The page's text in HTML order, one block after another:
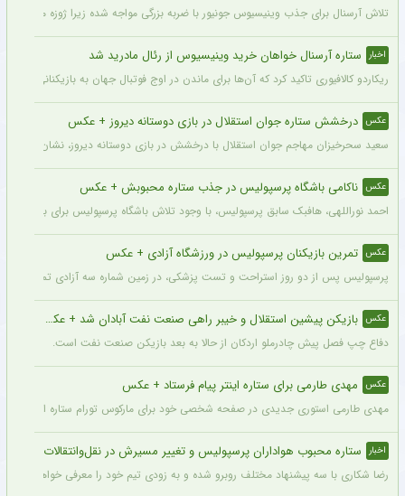
تلاش آرسنال برای جذب وینیسیوس جونیور با ضربه بزرگی مواجه شده زیرا ژوزه مورینیو او را یک
اخبار ستاره آرسنال خواهان خرید وینیسیوس از رئال مادرید شد
ریکاردو کالافیوری تاکید کرد که آن‌ها برای ماندن در اوج فوتبال جهان به بازیکنانی در
عکس درخشش ستاره جوان استقلال در بازی دوستانه دیروز + عکس
سعید سحرخیزان مهاجم جوان استقلال با درخشش در بازی دوستانه دیروز، نشان داد
عکس ناکامی باشگاه پرسپولیس در جذب ستاره محبوبش + عکس
احمد نوراللهی، هافبک سابق پرسپولیس، با وجود تلاش باشگاه پرسپولیس برای بازگشت
عکس تمرین بازیکنان پرسپولیس در ورزشگاه آزادی + عکس
پرسپولیس پس از دو روز استراحت و تست پزشکی، در زمین شماره سه آزادی تمرین کرد.
عکس بازیکن پیشین استقلال و خیبر راهی صنعت نفت آبادان شد + عکس
دفاع چپ فصل پیش چادرملو اردکان از حالا به بعد بازیکن صنعت نفت است.
عکس مهدی طارمی برای ستاره اینتر پیام فرستاد + عکس
مهدی طارمی استوری جدیدی در صفحه شخصی خود برای مارکوس تورام ستاره اینتر
اخبار ستاره محبوب هواداران پرسپولیس و تغییر مسیرش در نقل‌وانتقالات
رضا شکاری با سه پیشنهاد مختلف روبرو شده و به زودی تیم خود را معرفی خواهد کرد.